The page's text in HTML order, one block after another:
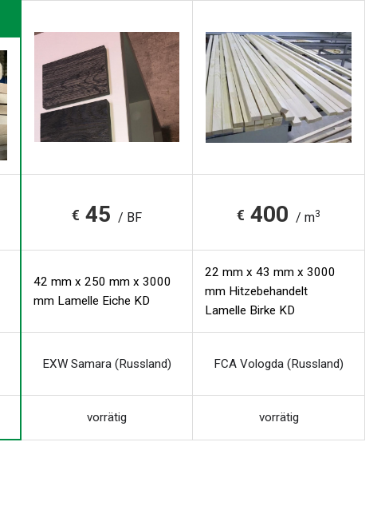
€ 45 / BF € 400 / m3
42 mm x 250 mm x 3000
mm Lamelle Eiche KD
22 mm x 43 mm x 3000
mm Hitzebehandelt
Lamelle Birke KD
EXW Samara (Russland) FCA Vologda (Russland)
vorrätig vorrätig